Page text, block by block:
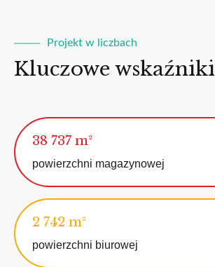
Projekt w liczbach
Kluczowe wskaźniki
38 737 m²
powierzchni magazynowej
2 742 m²
powierzchni biurowej